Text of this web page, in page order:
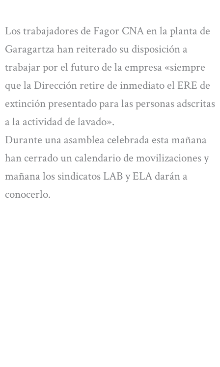
Los trabajadores de Fagor CNA en la planta de
Garagartza han reiterado su disposición a
trabajar por el futuro de la empresa «siempre
que la Dirección retire de inmediato el ERE de
extinción presentado para las personas adscritas
a la actividad de lavado».
Durante una asamblea celebrada esta mañana
han cerrado un calendario de movilizaciones y
mañana los sindicatos LAB y ELA darán a
conocerlo.